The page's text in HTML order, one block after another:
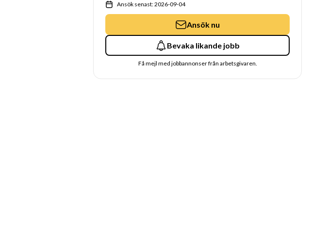
Ansök senast: 2026-09-04
Ansök nu
Bevaka likande jobb
Få mejl med jobbannonser från arbetsgivaren.